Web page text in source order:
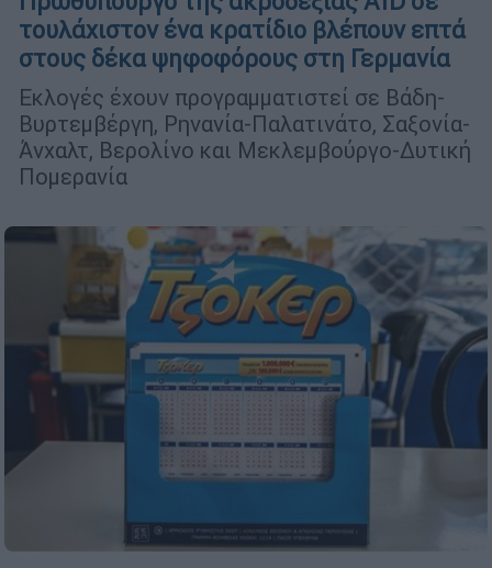
τουλάχιστον ένα κρατίδιο βλέπουν επτά
στους δέκα ψηφοφόρους στη Γερμανία
Εκλογές έχουν προγραμματιστεί σε Βάδη-
Βυρτεμβέργη, Ρηνανία-Παλατινάτο, Σαξονία-
Άνχαλτ, Βερολίνο και Μεκλεμβούργο-Δυτική
Πομερανία